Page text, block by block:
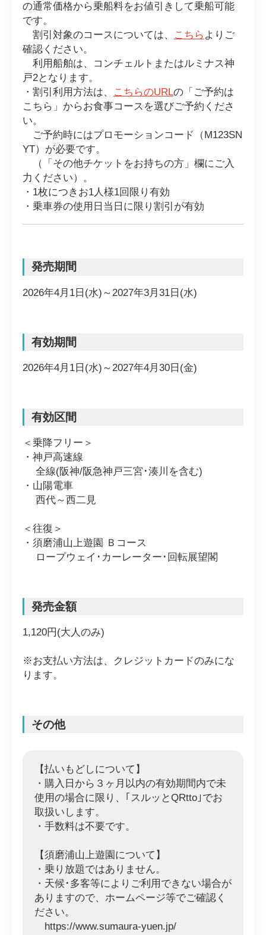
の通常価格から乗船料をお値引きして乗船可能
です。
割引対象のコースについては、
こちら よりご
確認ください。
利用船舶は、コンチェルトまたはルミナス神
戸2となります。
・割引利用方法は、
こちらのURLの「ご予約は
こちら」からお食事コースを選びご予約くださ
い。
ご予約時にはプロモーションコード（M123SN
YT）が必要です。
（「その他チケットをお持ちの方」欄にご入
力ください）。
・1枚につきお1人様1回限り有効
・乗車券の使用日当日に限り割引が有効
発売期間
2026年4月1日(水)～2027年3月31日(水)
有効期間
2026年4月1日(水)～2027年4月30日(金)
有効区間
＜乗降フリー＞
・神戸高速線
全線(阪神/阪急神戸三宮･湊川を含む)
・山陽電車
西代～西二見
＜往復＞
・須磨浦山上遊園 Ｂコース
ロープウェイ･カーレーター･回転展望閣
発売金額
1,120円(大人のみ)
※お支払い方法は、クレジットカードのみにな
ります。
その他
【払いもどしについて】
・購入日から３ヶ月以内の有効期間内で未
使用の場合に限り、｢スルッとQRtto｣でお
取扱いします。
・手数料は不要です。
【須磨浦山上遊園について】
・乗り放題ではありません。
・天候･多客等によりご利用できない場合が
ありますので、ホームページ等でご確認く
ださい。
https://www.sumaura-yuen.jp/